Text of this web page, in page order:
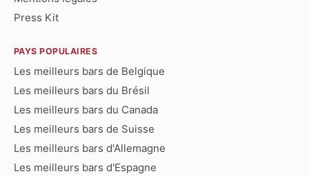
Press Kit
PAYS POPULAIRES
Les meilleurs bars de Belgique
Les meilleurs bars du Brésil
Les meilleurs bars du Canada
Les meilleurs bars de Suisse
Les meilleurs bars d'Allemagne
Les meilleurs bars d'Espagne